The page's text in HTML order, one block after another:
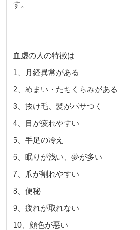
す。
血虚の人の特徴は
1、月経異常がある
2、めまい・たちくらみがある
3、抜け毛、髪がパサつく
4、目が疲れやすい
5、手足の冷え
6、眠りが浅い、夢が多い
7、爪が割れやすい
8、便秘
9、疲れが取れない
10、顔色が悪い